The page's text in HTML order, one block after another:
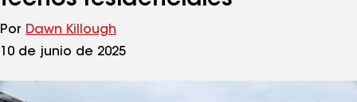
Por Dawn Killough
10 de junio de 2025